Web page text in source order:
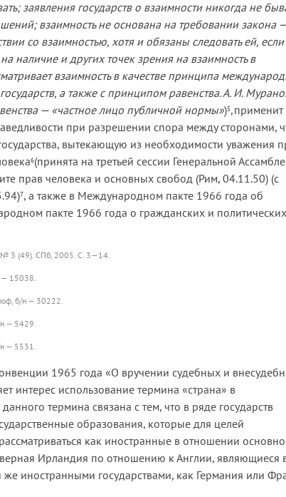
заявления государств о взаимности никогда не
взаимность не основана на требовании закона —
со взаимностью, хотя и обязаны следовать ей,
наличие и других точек зрения на взаимность в
взаимность в качестве принципа
а также с принципом равенства. А. И.
— «частное лицо публичной нормы»)5,применит
при разрешении спора между сторонами,
вытекающую из необходимости уважения
6(принята на третьей сессии Генеральной
прав человека и основных свобод (Рим, 04.11.50) (с
7, а также в Международном пакте 1966 года об
пакте 1966 года о гражданских и политических
№ 3 (49). СПб, 2005. С. 3—14.
— 15038.
б/н — 30222.
— 5429.
— 5531.
1965 года «О вручении судебных и
интерес использование термина «страна» в
термина связана с тем, что в ряде государств
образования, которые для целей
как иностранные в отношении
Ирландия по отношению к Англии, являющиеся
иностранными государствами, как Германия или